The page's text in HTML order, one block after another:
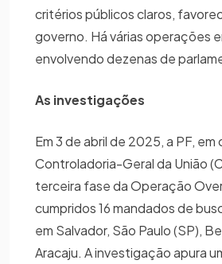
critérios públicos claros,
governo. Há várias operações
envolvendo dezenas de
As investigações
Em 3 de abril de 2025, a PF,
Controladoria-Geral da União
terceira fase da Operação
cumpridos 16 mandados de
em Salvador, São Paulo (SP),
Aracaju. A investigação apura